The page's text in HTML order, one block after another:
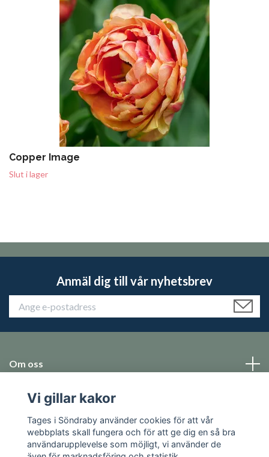
Copper Image
Slut i lager
Anmäl dig till vår nyhetsbrev
Om oss
Emballage
Sociala medier
Vi gillar kakor
Tages i Söndraby använder cookies för att vår
webbplats skall fungera och för att ge dig en så bra
användarupplevelse som möjligt, vi använder de